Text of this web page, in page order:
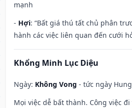
mạnh
- Hợi: “Bất giá thú tất chủ phân
hành các việc liên quan đến cưới
Khổng Minh Lục Diệu
Ngày: Không Vong - tức ngày
Mọi việc dễ bất thành. Công việc